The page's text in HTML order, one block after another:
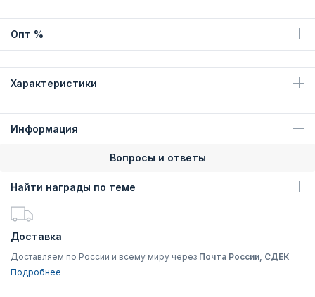
Опт %
Характеристики
Информация
Вопросы и ответы
Найти награды по теме
Доставка
Доставляем по России и всему миру через Почта России, СДЕК
Подробнее